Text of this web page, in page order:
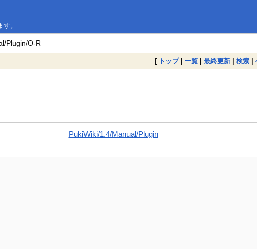
。
Plugin/O-R
[ トップ| 一覧 | 最終更新 | 検索 |
PukiWiki/1.4/Manual/Plugin